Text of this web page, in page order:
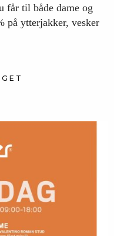
får til både dame og
på ytterjakker, vesker